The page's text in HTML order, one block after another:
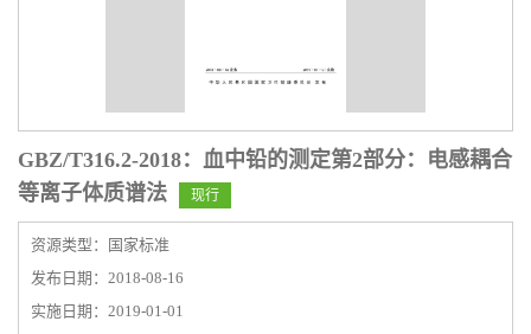
GBZ/T316.2-2018：血中铅的测定第2部分：电感耦合
等离子体质谱法
现行
资源类型：国家标准
发布日期：2018-08-16
实施日期：2019-01-01